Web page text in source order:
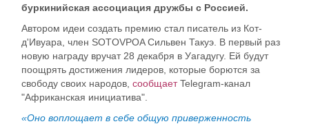
буркинийская ассоциация дружбы с Россией.
Автором идеи создать премию стал писатель из Кот-
д'Ивуара, член SOTOVPOA Сильвен Такуэ. В первый раз
новую награду вручат 28 декабря в Уагадугу. Ей будут
поощрять достижения лидеров, которые борются за
свободу своих народов, сообщаетTelegram-канал
"Африканская инициатива".
«Оно воплощает в себе общую приверженность